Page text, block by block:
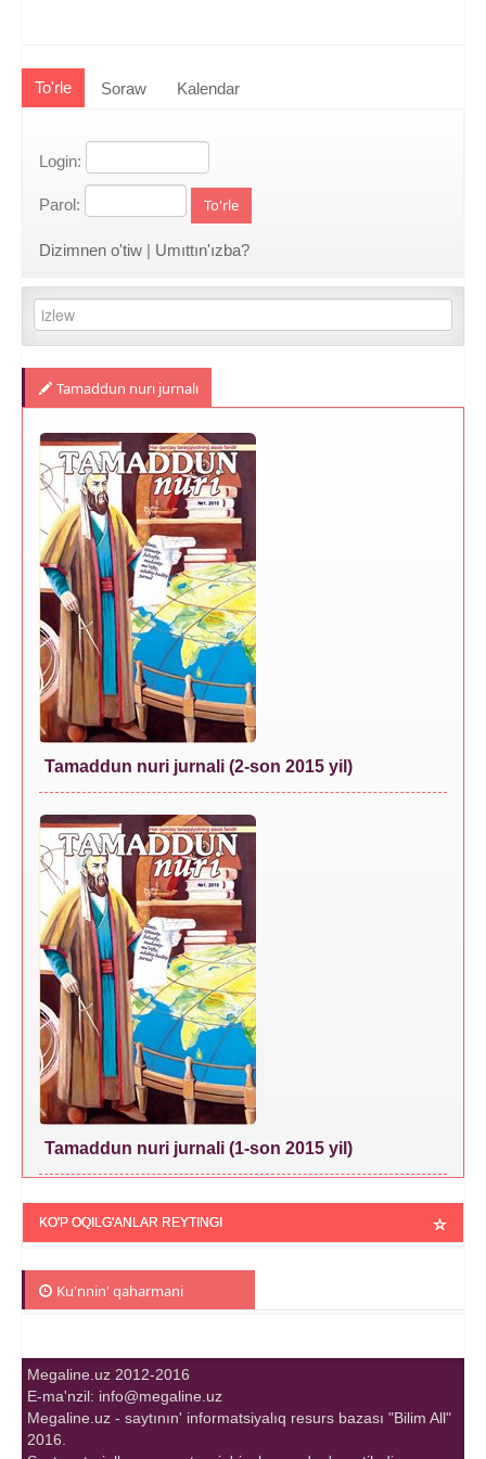
To'rle Soraw Kalendar
Login:
Parol: To'rle
Dizimnen o'tiw | Umıttın'ızba?
Tamaddun nurı jurnalı
Tamaddun nuri jurnali (2-son 2015 yil)
Tamaddun nuri jurnali (1-son 2015 yil)
KO'P OQILG'ANLAR REYTINGI
Ku'nnin' qaharmani
Megaline.uz 2012-2016
E-ma'nzil: info@megaline.uz
Megaline.uz - saytının' informatsiyalıq resurs bazası "Bilim All"
2016.